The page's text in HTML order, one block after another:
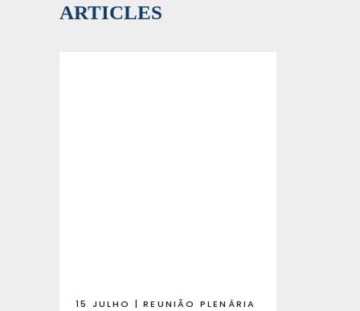
ARTICLES
15 JULHO | REUNIÃO PLENÁRIA